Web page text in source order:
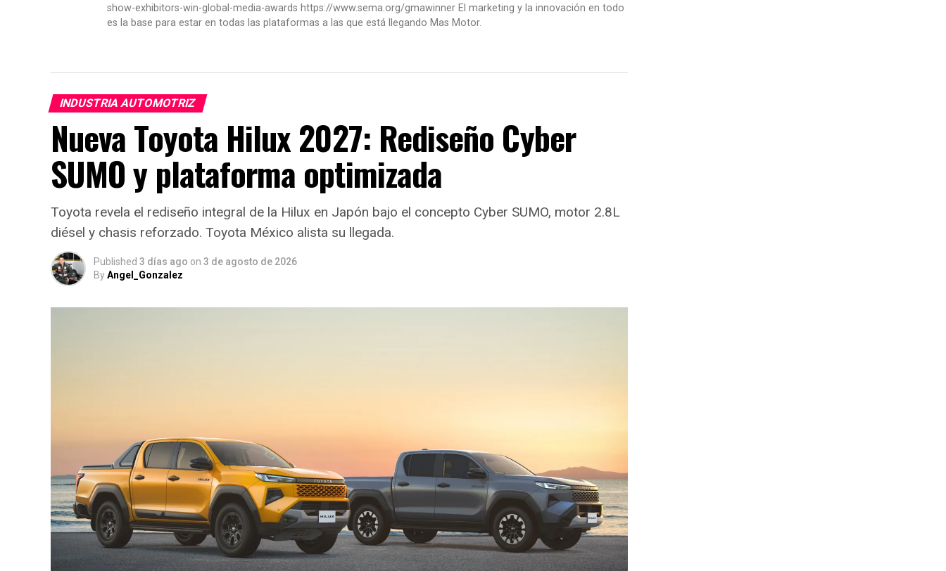
show-exhibitors-win-global-media-awards https://www.sema.org/gmawinner El marketing y la innovación en todo
es la base para estar en todas las plataformas a las que está llegando Mas Motor.
INDUSTRIA AUTOMOTRIZ
Nueva Toyota Hilux 2027: Rediseño Cyber
SUMO y plataforma optimizada
Toyota revela el rediseño integral de la Hilux en Japón bajo el concepto Cyber SUMO, motor 2.8L
diésel y chasis reforzado. Toyota México alista su llegada.
Published 3 días ago on 3 de agosto de 2026
ByAngel_Gonzalez